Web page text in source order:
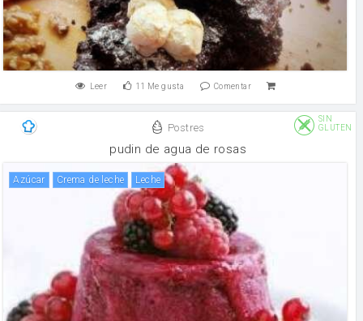
Leer 11 Me gusta Comentar
Postres
SIN
GLUTEN
pudin de agua de rosas
Azúcar crema de leche leche